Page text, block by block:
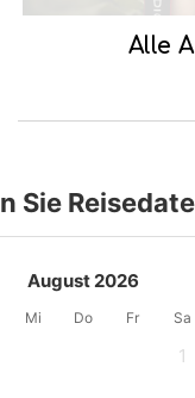
Alle
Sie
August 2026
Mi Do Fr Sa
1